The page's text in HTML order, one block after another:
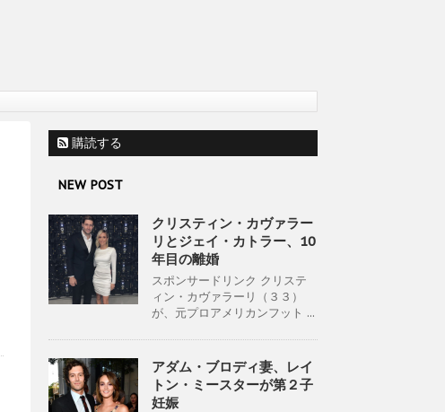
購読する
NEW POST
クリスティン・カヴァラー
リとジェイ・カトラー、10
年目の離婚
スポンサードリンク クリステ
ィン・カヴァラーリ（３３）
が、元プロアメリカンフット ...
アダム・ブロディ妻、レイ
トン・ミースターが第２子
妊娠